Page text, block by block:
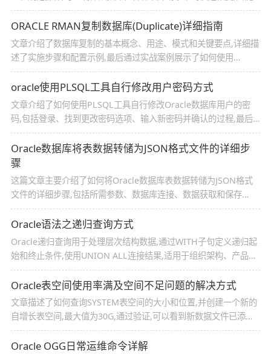
是要建立完善的备份策略,并定期验证备份的有效性,本文介绍
Oracle数据库物理备份与恢复实战指南,感兴趣的朋友一起看看吧
ORACLE RMAN复制数据库(Duplicate)详细指南
文章介绍了数据库复制的基本概念、用途、模式和关键要点,详细描
述了实施步骤和配置示例,最后通过实战案例展示了如何使用
RMAN Duplicate创建数据库副本,感兴趣的朋友跟随小编一起看看
吧
oracle使用PLSQL工具自行修改用户密码方式
文章介绍了如何使用PLSQL工具自行修改Oracle数据库用户的密
码,包括登录、找到更改密码选项、输入新密码并确认的过程,最后
通过重新登录验证新密码的有效性
Oracle数据库将表数据转储为JSON格式文件的详细步
骤
这篇文章主要介绍了如何将Oracle数据库表数据转储为JSON格式
文件的详细步骤,包括所需参数、数据库连接、数据获取和保存
JSON文件等,需要的朋友可以参考下
Oracle语法之递归查询方式
Oracle递归查询用于处理层次结构数据,通过WITH子句定义递归起
始和终止条件,使用UNION ALL连接结果,适用于组织架构、产品类
别、树状结构、图结构和日期范围查询,注意性能问题,使用索引、
剪枝等优化
Oracle表空间使用率满及空间不足问题的解决方式
文章描述了如何查询SYSTEM表空间的大小和位置,并创建一个新的
自增长表空间,最大值为30G,通过验证,可以看到新数据文件已添加
到SYSTEM表空间下,且SYSTEM表空间的使用占比有所下降
Oracle OGG日常运维命令详解